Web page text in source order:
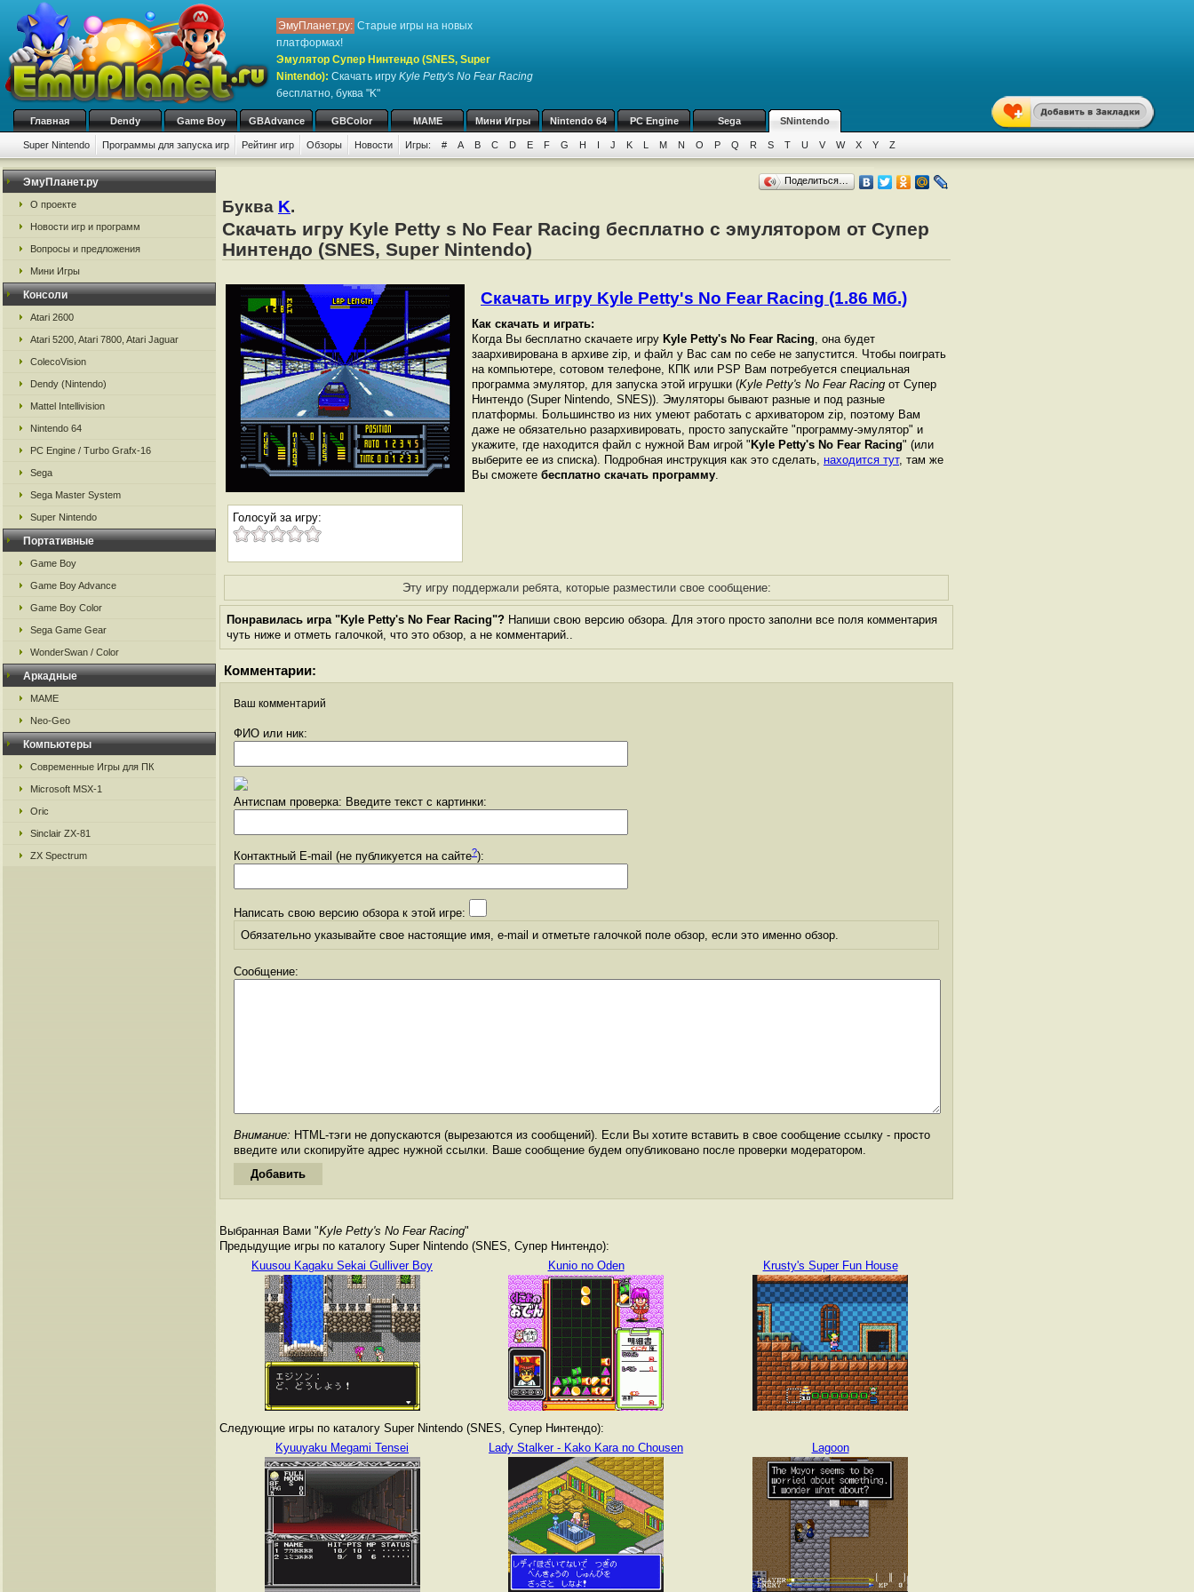
ЭмуПланет.ру: Старые игры на новых
платформах!
Эмулятор Супер Нинтендо (SNES, Super
Nintendo): Скачать игру Kyle Petty's No Fear Racing
бесплатно, буква "K"
Главная Dendy Game Boy GBAdvance GBColor MAME Мини Игры Nintendo 64 PC Engine Sega SNintendo
Super Nintendo Программы для запуска игр Рейтинг игр Обзоры Новости Игры: # A B C D E F G H I J K L M N O P Q R S T U V W X Y Z
ЭмуПланет.ру
О проекте
Новости игр и программ
Вопросы и предложения
Мини Игры
Консоли
Atari 2600
Atari 5200, Atari 7800, Atari Jaguar
ColecoVision
Dendy (Nintendo)
Mattel Intellivision
Nintendo 64
PC Engine / Turbo Grafx-16
Sega
Sega Master System
Super Nintendo
Портативные
Game Boy
Game Boy Advance
Game Boy Color
Sega Game Gear
WonderSwan / Color
Аркадные
MAME
Neo-Geo
Компьютеры
Современные Игры для ПК
Microsoft MSX-1
Oric
Sinclair ZX-81
ZX Spectrum
Поделиться…
Буква K.
Скачать игру Kyle Petty s No Fear Racing бесплатно с эмулятором от Супер
Нинтендо (SNES, Super Nintendo)
Голосуй за игру:
Скачать игру Kyle Petty's No Fear Racing (1.86 Мб.)
Как скачать и играть:
Когда Вы бесплатно скачаете игру Kyle Petty's No Fear Racing, она будет
заархивирована в архиве zip, и файл у Вас сам по себе не запустится. Чтобы поиграть
на компьютере, сотовом телефоне, КПК или PSP Вам потребуется специальная
программа эмулятор, для запуска этой игрушки (Kyle Petty's No Fear Racing от Супер
Нинтендо (Super Nintendo, SNES)). Эмуляторы бывают разные и под разные
платформы. Большинство из них умеют работать с архиватором zip, поэтому Вам
даже не обязательно разархивировать, просто запускайте "программу-эмулятор" и
укажите, где находится файл с нужной Вам игрой " Kyle Petty's No Fear Racing" (или
выберите ее из списка). Подробная инструкция как это сделать, находится тут, там же
Вы сможете бесплатно скачать программу.
Эту игру поддержали ребята, которые разместили свое сообщение:
Понравилась игра "Kyle Petty's No Fear Racing"? Напиши свою версию обзора. Для этого просто заполни все поля комментария
чуть ниже и отметь галочкой, что это обзор, а не комментарий..
Комментарии:
Ваш комментарий
ФИО или ник:
Антиспам проверка: Введите текст с картинки:
Контактный E-mail (не публикуется на сайте?):
Написать свою версию обзора к этой игре:
Обязательно указывайте свое настоящие имя, e-mail и отметьте галочкой поле обзор, если это именно обзор.
Сообщение:
Внимание: HTML-тэги не допускаются (вырезаются из сообщений). Если Вы хотите вставить в свое сообщение ссылку - просто
введите или скопируйте адрес нужной ссылки. Ваше сообщение будем опубликовано после проверки модератором.
Выбранная Вами "Kyle Petty's No Fear Racing"
Предыдущие игры по каталогу Super Nintendo (SNES, Супер Нинтендо):
Kuusou Kagaku Sekai Gulliver Boy
Kunio no Oden Krusty's Super Fun House
Следующие игры по каталогу Super Nintendo (SNES, Супер Нинтендо):
Kyuuyaku Megami Tensei
Lady Stalker - Kako Kara no Chousen Lagoon